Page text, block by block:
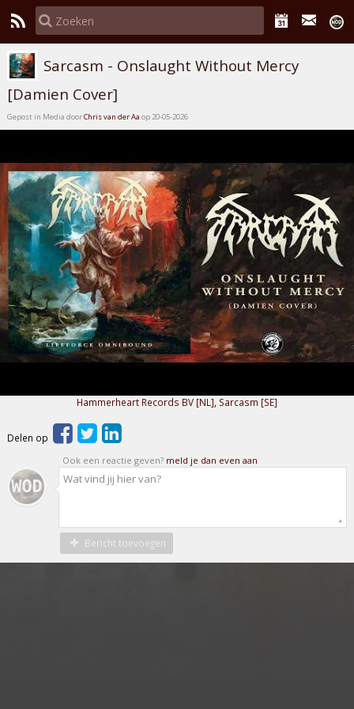
Sarcasm - Onslaught Without Mercy
[Damien Cover]
Gepost in Media doorChris van der Aa op 20-05-2026
Hammerheart Records BV [NL] Sarcasm [SE]
Delen op
Ook een reactie geven? meld je dan even aan
Bericht toevoegen